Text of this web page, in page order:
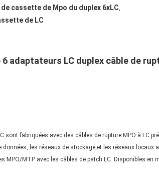
cassette de Mpo du duplex 6xLC,
de LC
adaptateurs LC duplex câble de
sont fabriquées avec des câbles de rupture MPO à LC
les réseaux de stockage,et les réseaux locaux
MTP avec les câbles de patch LC. Disponibles en